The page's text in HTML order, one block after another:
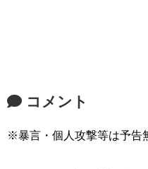
コメント
※暴言・個人攻撃等は予告